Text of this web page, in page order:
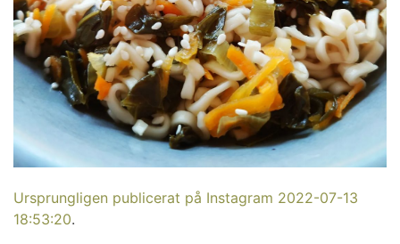
Ursprungligen publicerat på Instagram 2022-07-13
18:53:20.